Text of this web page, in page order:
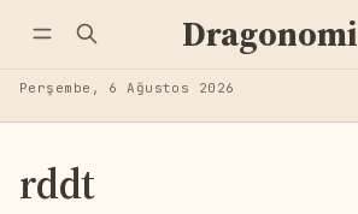
Dragonomi
Perşembe, 6 Ağustos 2026
rddt